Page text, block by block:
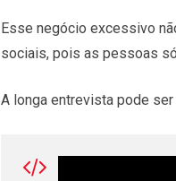
Esse negócio excessivo
sociais, pois as pessoas
A longa entrevista pode